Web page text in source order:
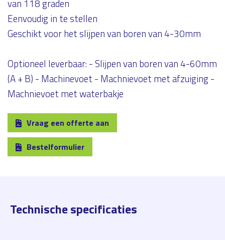
van 118 graden
Eenvoudig in te stellen
Geschikt voor het slijpen van boren van 4-30mm
Optioneel leverbaar: - Slijpen van boren van 4-60mm
(A + B) - Machinevoet - Machnievoet met afzuiging -
Machnievoet met waterbakje
Vraag een offerte aan
Bestelformulier
Technische specificaties